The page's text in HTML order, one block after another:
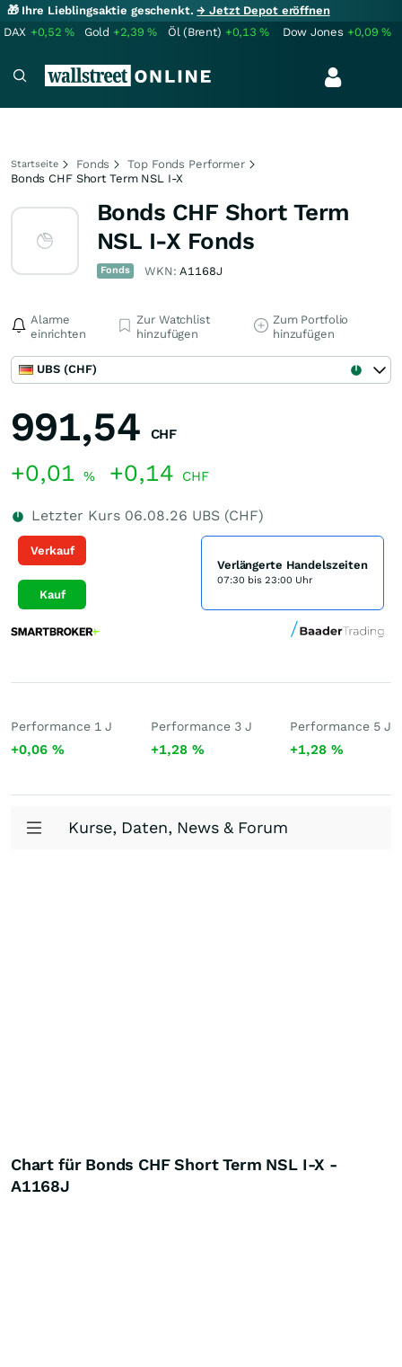
🎁 Ihre Lieblingsaktie geschenkt.→ Jetzt Depot eröffnen
DAX +0,52% Gold +2,39% Öl (Brent) +0,13% Dow Jones +0,09%
Startseite Fonds
Top Fonds Performer
Bonds CHF Short Term NSL I-X
Bonds CHF Short Term
NSL I-X Fonds
Fonds WKN:A1168J
Alarme
einrichten
Zur Watchlist
hinzufügen
Zum Portfolio
hinzufügen
UBS (CHF)
991,54 CHF
+0,01 % +0,14 CHF
Letzter Kurs 06.08.26 UBS (CHF)
Verkauf
Kauf
Verlängerte Handelszeiten
07:30 bis 23:00 Uhr
Performance 1 J
+0,06 %
Performance 3 J
+1,28 %
Performance 5 J
+1,28 %
Kurse, Daten, News & Forum
Chart für Bonds CHF Short Term NSL I-X -
A1168J